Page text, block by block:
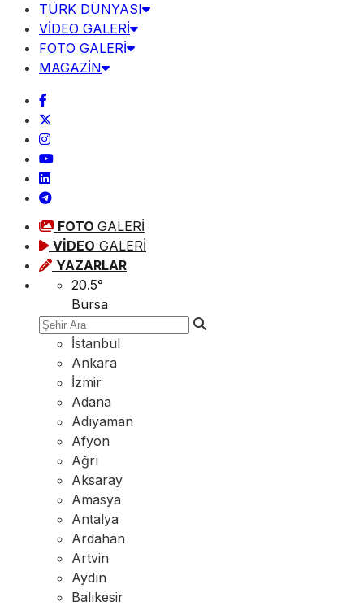
TÜRK DÜNYASI
VİDEO GALERİ
FOTO GALERİ
MAGAZİN
FOTO GALERİ
VİDEO GALERİ
YAZARLAR
20.5°
Bursa
İstanbul
Ankara
İzmir
Adana
Adıyaman
Afyon
Ağrı
Aksaray
Amasya
Antalya
Ardahan
Artvin
Aydın
Balıkesir